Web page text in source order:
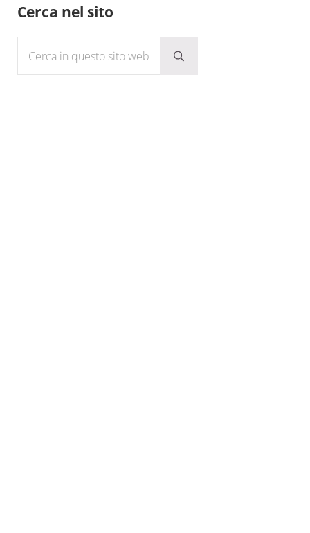
Sidebar
Cerca nel sito
Submit search